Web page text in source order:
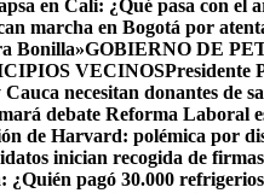
en Cali: ¿Qué pasa con
marcha en Bogotá por
Bonilla»GOBIERNO DE
VECINOSPresidente
necesitan donantes de
debate Reforma Laboral
de Harvard: polémica por
inician recogida de
pagó 30.000